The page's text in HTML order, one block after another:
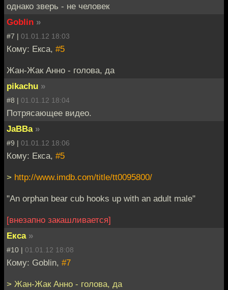
однако зверь - не человек
Goblin »
#7 | 01.01.12 18:03
Кому: Екса, #5
Жан-Жак Анно - голова, да
pikachu »
#8 | 01.01.12 18:04
Потрясающее видео.
JaBBa »
#9 | 01.01.12 18:06
Кому: Екса, #5
> http://www.imdb.com/title/tt0095800/
"An orphan bear cub hooks up with an adult male"
[внезапно закашливается]
Екса »
#10 | 01.01.12 18:08
Кому: Goblin, #7
> Жан-Жак Анно - голова, да